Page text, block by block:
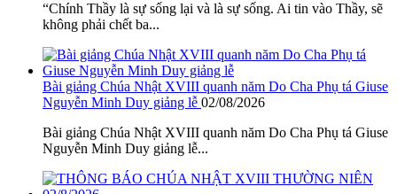
“Chính Thầy là sự sống lại và là sự sống. Ai tin vào Thầy, sẽ
không phải chết ba...
Bài giảng Chúa Nhật XVIII quanh năm Do Cha Phụ tá Giuse
Nguyễn Minh Duy giảng lễ 02/08/2026
Bài giảng Chúa Nhật XVIII quanh năm Do Cha Phụ tá Giuse
Nguyễn Minh Duy giảng lễ...